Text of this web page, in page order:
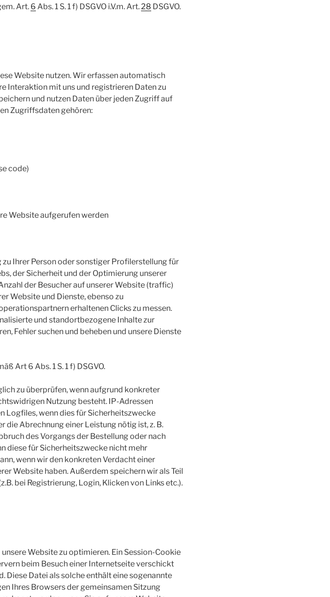
Art. 6 Abs. 1 S. 1 f) DSGVO i.V.m. Art. 28 DSGVO.
Website nutzen. Wir erfassen automatisch
Interaktion mit uns und registrieren Daten zu
und nutzen Daten über jeden Zugriff auf
Zugriffsdaten gehören:
code)
Website aufgerufen werden
Ihrer Person oder sonstiger Profilerstellung für
der Sicherheit und der Optimierung unserer
der Besucher auf unserer Website (traffic)
Website und Dienste, ebenso zu
erhaltenen Clicks zu messen.
und standortbezogene Inhalte zur
Fehler suchen und beheben und unsere Dienste
Art 6 Abs. 1 S. 1 f) DSGVO.
zu überprüfen, wenn aufgrund konkreter
Nutzung besteht. IP-Adressen
Logfiles, wenn dies für Sicherheitszwecke
Abrechnung einer Leistung nötig ist, z. B.
des Vorgangs der Bestellung oder nach
diese für Sicherheitszwecke nicht mehr
wenn wir den konkreten Verdacht einer
Website haben. Außerdem speichern wir als Teil
bei Registrierung, Login, Klicken von Links etc.).
Website zu optimieren. Ein Session-Cookie
beim Besuch einer Internetseite verschickt
Diese Datei als solche enthält eine sogenannte
Ihres Browsers der gemeinsamen Sitzung